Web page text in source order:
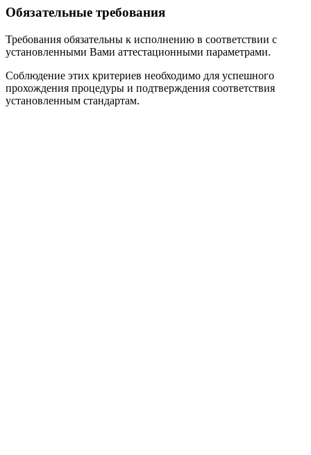
Обязательные требования
Требования обязательны к исполнению в соответствии с
установленными Вами аттестационными параметрами.
Соблюдение этих критериев необходимо для успешного
прохождения процедуры и подтверждения соответствия
установленным стандартам.